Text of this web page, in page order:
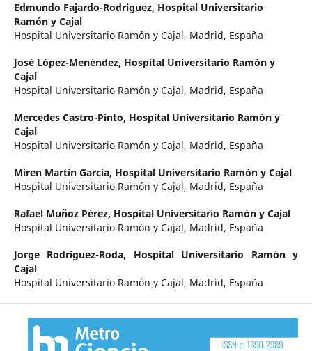
Edmundo Fajardo-Rodriguez, Hospital Universitario
Ramón y Cajal
Hospital Universitario Ramón y Cajal, Madrid, España
José López-Menéndez, Hospital Universitario Ramón y
Cajal
Hospital Universitario Ramón y Cajal, Madrid, España
Mercedes Castro-Pinto, Hospital Universitario Ramón y
Cajal
Hospital Universitario Ramón y Cajal, Madrid, España
Miren Martín García, Hospital Universitario Ramón y Cajal
Hospital Universitario Ramón y Cajal, Madrid, España
Rafael Muñoz Pérez, Hospital Universitario Ramón y Cajal
Hospital Universitario Ramón y Cajal, Madrid, España
Jorge Rodriguez-Roda, Hospital Universitario Ramón y
Cajal
Hospital Universitario Ramón y Cajal, Madrid, España